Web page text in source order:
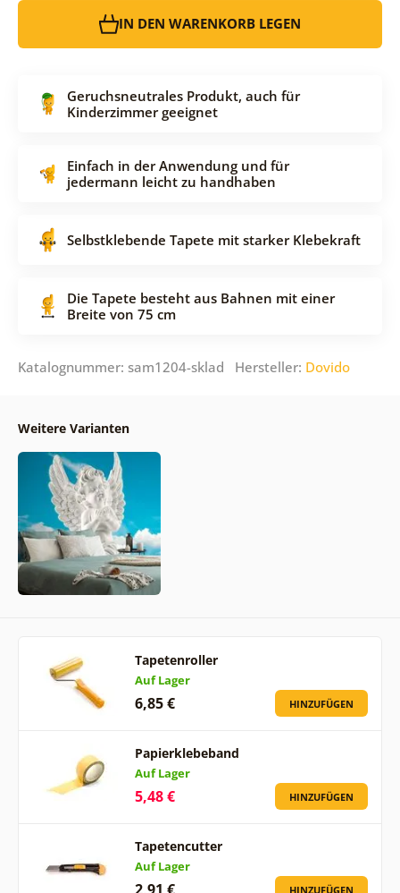
IN DEN WARENKORB LEGEN
Geruchsneutrales Produkt, auch für
Kinderzimmer geeignet
Einfach in der Anwendung und für
jedermann leicht zu handhaben
Selbstklebende Tapete mit starker Klebekraft
Die Tapete besteht aus Bahnen mit einer
Breite von 75 cm
Katalognummer: sam1204-sklad Hersteller: Dovido
Weitere Varianten
Tapetenroller
Auf Lager
6,85 € HINZUFÜGEN
Papierklebeband
Auf Lager
5,48 € HINZUFÜGEN
Tapetencutter
Auf Lager
HINZUFÜGEN